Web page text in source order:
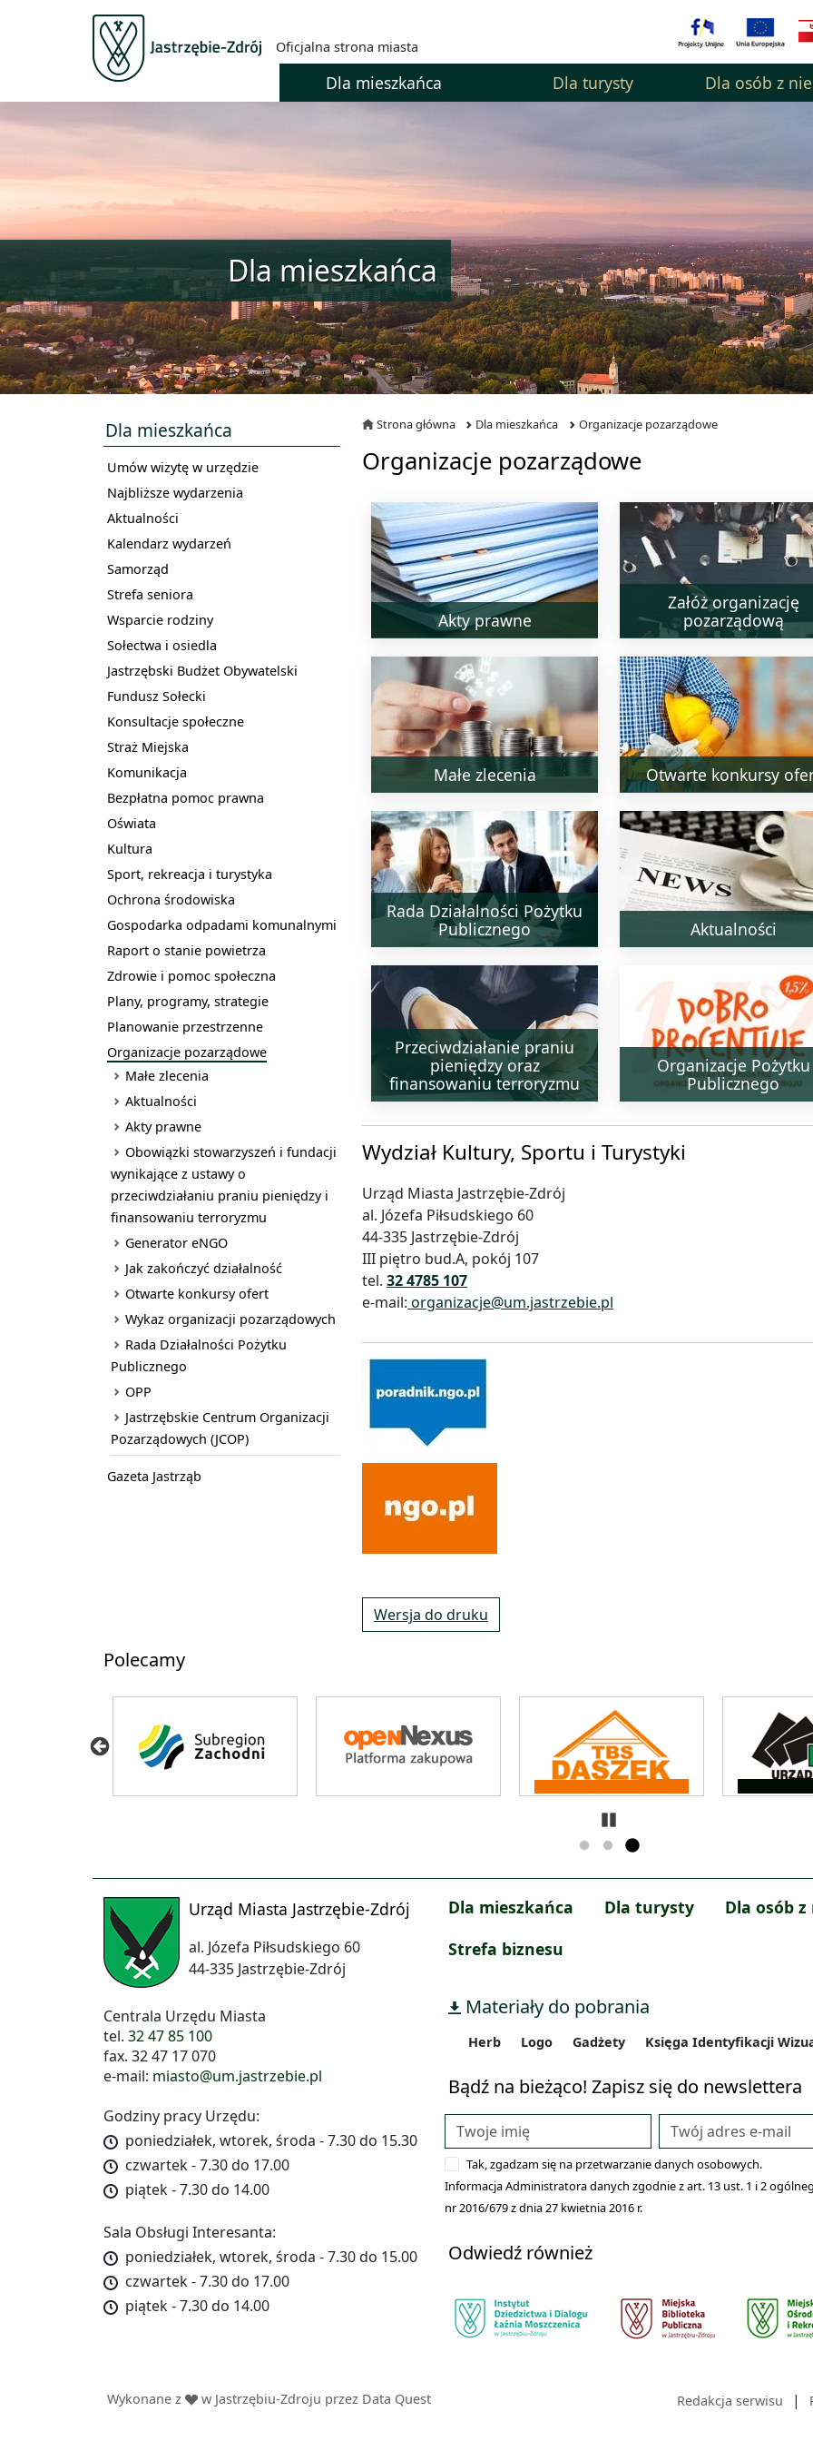
Oficjalna strona miasta
Dla mieszkańca Dla turysty Dla osób z
Dla mieszkańca
Dla mieszkańca
Umów wizytę w urzędzie
Najbliższe wydarzenia
Aktualności
Kalendarz wydarzeń
Samorząd
Strefa seniora
Wsparcie rodziny
Sołectwa i osiedla
Jastrzębski Budżet Obywatelski
Fundusz Sołecki
Konsultacje społeczne
Straż Miejska
Komunikacja
Bezpłatna pomoc prawna
Oświata
Kultura
Sport, rekreacja i turystyka
Ochrona środowiska
Gospodarka odpadami komunalnymi
Raport o stanie powietrza
Zdrowie i pomoc społeczna
Plany, programy, strategie
Planowanie przestrzenne
Organizacje pozarządowe
Małe zlecenia
Aktualności
Akty prawne
Obowiązki stowarzyszeń i fundacji
wynikające z ustawy o
przeciwdziałaniu praniu pieniędzy i
finansowaniu terroryzmu
Generator eNGO
Jak zakończyć działalność
Otwarte konkursy ofert
Wykaz organizacji pozarządowych
Rada Działalności Pożytku
Publicznego
OPP
Jastrzębskie Centrum Organizacji
Pozarządowych (JCOP)
Gazeta Jastrząb
Strona główna Dla mieszkańca Organizacje pozarządowe
Organizacje pozarządowe
Akty prawne
Załóż organizację
pozarządową
Małe zlecenia Otwarte konkursy
Rada Działalności Pożytku
Publicznego
Aktualności
Przeciwdziałanie praniu
pieniędzy oraz
finansowaniu terroryzmu
Organizacje Pożytku
Publicznego
Wydział Kultury, Sportu i Turystyki
Urząd Miasta Jastrzębie-Zdrój
al. Józefa Piłsudskiego 60
44-335 Jastrzębie-Zdrój
III piętro bud.A, pokój 107
tel. 32 4785 107
e-mail: organizacje@um.jastrzebie.pl
Wersja do druku
Polecamy
Urząd Miasta Jastrzębie-Zdrój
al. Józefa Piłsudskiego 60
44-335 Jastrzębie-Zdrój
Centrala Urzędu Miasta
tel. 32 47 85 100
fax. 32 47 17 070
e-mail: miasto@um.jastrzebie.pl
Godziny pracy Urzędu:
poniedziałek, wtorek, środa - 7.30 do 15.30
czwartek - 7.30 do 17.00
piątek - 7.30 do 14.00
Sala Obsługi Interesanta:
poniedziałek, wtorek, środa - 7.30 do 15.00
czwartek - 7.30 do 17.00
piątek - 7.30 do 14.00
Dla mieszkańca Dla turysty
Dla osób
Strefa biznesu
Materiały do pobrania
Herb Logo Gadżety Księga Identyfikacji
Bądź na bieżąco! Zapisz się do newslettera
Tak, zgadzam się na przetwarzanie danych osobowych.
Informacja Administratora danych zgodnie z art. 13 ust. 1 i 2
nr 2016/679 z dnia 27 kwietnia 2016 r.
Odwiedź również
Wykonane z w Jastrzębiu-Zdroju przez Data Quest Redakcja serwisu |